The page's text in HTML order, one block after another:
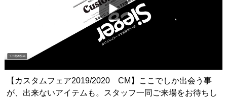
【カスタムフェア2019/2020 CM】ここでしか出会う事
が、出来ないアイテムも。スタッフ一同ご来場をお待ちし